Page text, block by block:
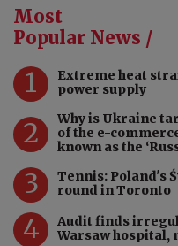
Most
Popular News /
1
Extreme heat
power supply
2
Why is Ukraine
of the e-
known as the
3
Tennis: Poland's
round in Toronto
4
Audit finds
Warsaw hospital,